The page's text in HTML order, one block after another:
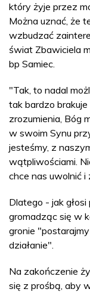
który żyje przez
Można uznać, że
wzbudzać
świat Zbawiciela
bp Samiec.
"Tak, to nadal
tak bardzo
zrozumienia, Bóg
w swoim Synu
jesteśmy, z
wątpliwościami.
chce nas uwolnić i
Dlatego - jak
gromadząc się w
gronie
działanie".
Na zakończenie
się z prośbą, aby